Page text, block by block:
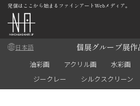
発信はここから始まるファインアートWebメディア。
日本語 個展グループ展作
油彩画 アクリル画 水彩画
ジークレー
シルクスクリーン